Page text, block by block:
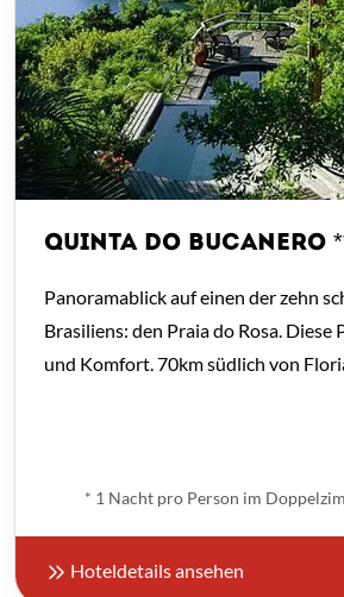
QUINTA DO BUCANERO
Panoramablick auf einen der zehn
Brasiliens: den Praia do Rosa. Diese
und Komfort. 70km südlich von
* 1 Nacht pro Person im
Hoteldetails ansehen